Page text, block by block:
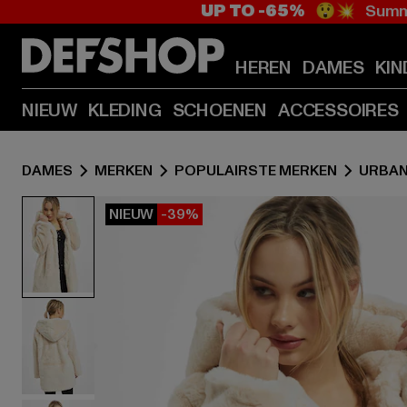
UP TO -65% 😲💥
HEREN DAMES
NIEUW KLEDING SCHOENEN ACCESSOIRES
DAMES MERKEN POPULAIRSTE MERKEN
NIEUW -39%